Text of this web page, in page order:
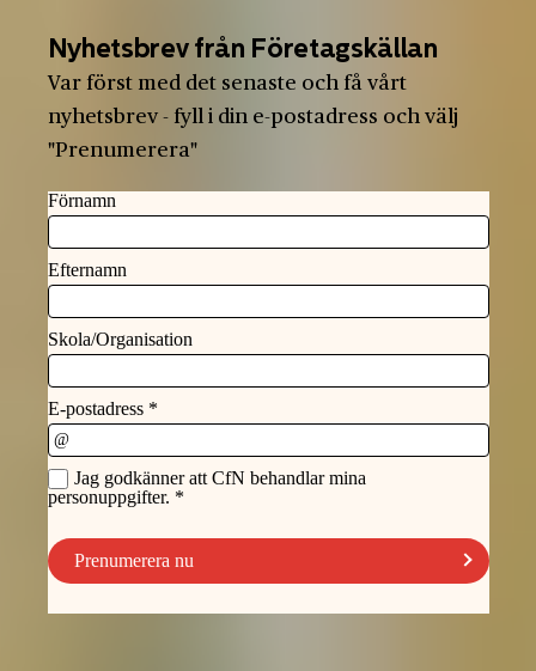
Nyhetsbrev från Företagskällan
Var först med det senaste och få vårt
nyhetsbrev - fyll i din e-postadress och välj
"Prenumerera"